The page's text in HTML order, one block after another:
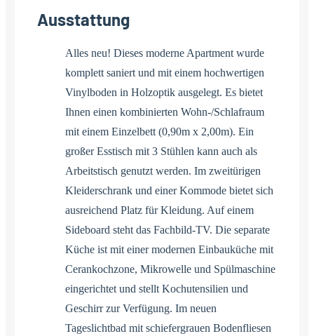
Ausstattung
Alles neu! Dieses moderne Apartment wurde
komplett saniert und mit einem hochwertigen
Vinylboden in Holzoptik ausgelegt. Es bietet
Ihnen einen kombinierten Wohn-/Schlafraum
mit einem Einzelbett (0,90m x 2,00m). Ein
großer Esstisch mit 3 Stühlen kann auch als
Arbeitstisch genutzt werden. Im zweitürigen
Kleiderschrank und einer Kommode bietet sich
ausreichend Platz für Kleidung. Auf einem
Sideboard steht das Fachbild-TV. Die separate
Küche ist mit einer modernen Einbauküche mit
Cerankochzone, Mikrowelle und Spülmaschine
eingerichtet und stellt Kochutensilien und
Geschirr zur Verfügung. Im neuen
Tageslichtbad mit schiefergrauen Bodenfliesen